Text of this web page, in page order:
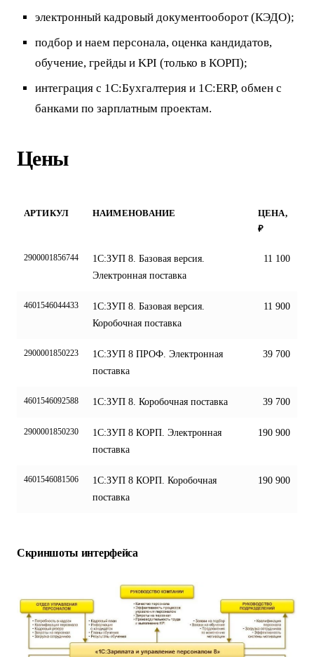
электронный кадровый документооборот (КЭДО);
подбор и наем персонала, оценка кандидатов,
обучение, грейды и KPI (только в КОРП);
интеграция с 1С:Бухгалтерия и 1С:ERP, обмен с
банками по зарплатным проектам.
Цены
АРТИКУЛ НАИМЕНОВАНИЕ
ЦЕНА,
₽
2900001856744
1С:ЗУП 8. Базовая версия.
Электронная поставка
11 100
4601546044433
1С:ЗУП 8. Базовая версия.
Коробочная поставка
11 900
2900001850223
1С:ЗУП 8 ПРОФ. Электронная
поставка
39 700
4601546092588 1С:ЗУП 8. Коробочная поставка 39 700
2900001850230
1С:ЗУП 8 КОРП. Электронная
поставка
190 900
4601546081506
1С:ЗУП 8 КОРП. Коробочная
поставка
190 900
Скриншоты интерфейса